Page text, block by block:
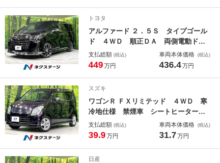
ＴＣ 純正１８インチＡＷ
トヨタ
アルファード ２．５Ｓ タイプゴール
ド ４ＷＤ 順正ＤＡ 両側電動ド
ア バックカメラ 寒冷地仕様 衝突
軽減 レーダークルーズ 禁煙車 電
マートキー ＬＥＤヘッド ＥＴＣ
支払総額 (税込)
449万円
車両本体価格 (税込)
436.4万円
スズキ
ワゴンＲ ＦＸリミテッド ４ＷＤ 寒
冷地仕様 禁煙車 シートヒーター
スマートキー オートエアコン Ｃ
Ｄ １４インチＡＷ ヘッドライトレ
支払総額 (税込)
39.9万円
車両本体価格 (税込)
31.7万円
日産